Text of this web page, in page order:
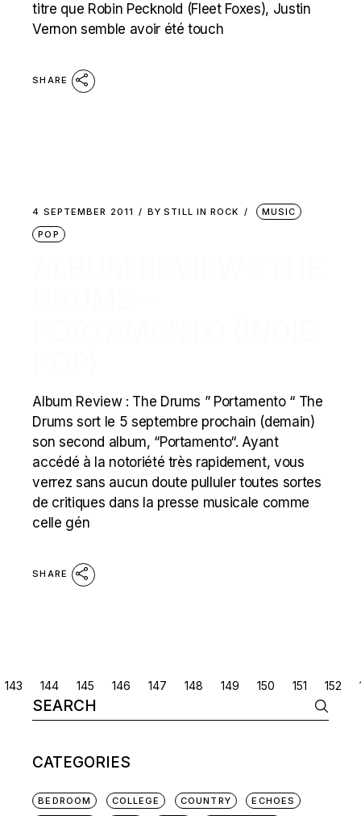
titre que Robin Pecknold (Fleet Foxes), Justin
Vernon semble avoir été touch
SHARE
4 SEPTEMBER 2011 BY STILL IN ROCK
MUSIC
POP
Album Review : The Drums ” Portamento “ The
Drums sort le 5 septembre prochain (demain)
son second album, “Portamento“. Ayant
accédé à la notoriété très rapidement, vous
verrez sans aucun doute pulluler toutes sortes
de critiques dans la presse musicale comme
celle gén
SHARE
POSTS
NAVIGATION
143 144 145 146 147 148 149 150 151 152
Search
for:
CATEGORIES
BEDROOM COLLEGE COUNTRY ECHOES